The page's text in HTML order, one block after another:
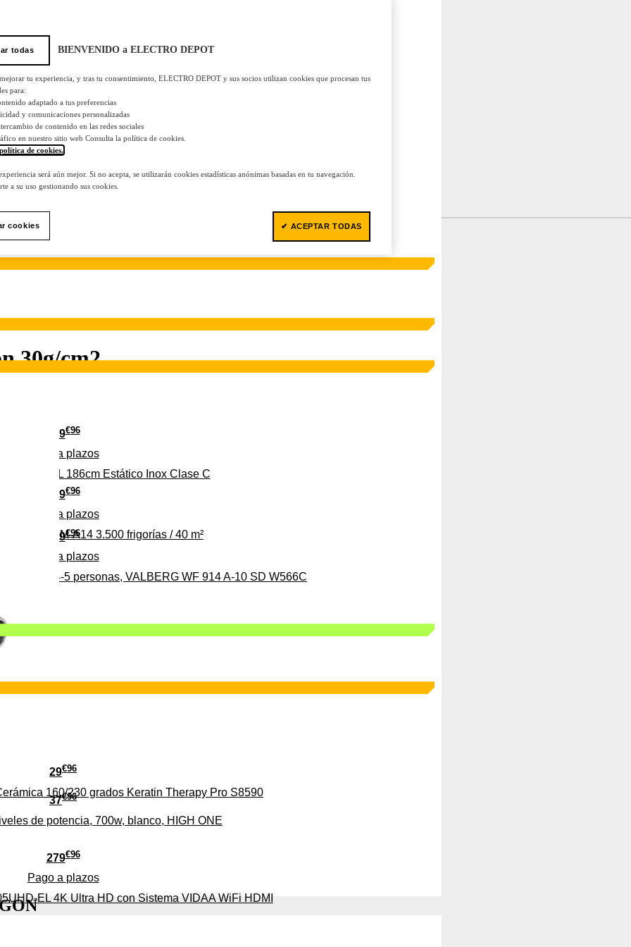
279€96
Pago a plazos
para 4-5 personas, VALBERG WF 914 A-10 SD W566C
349€96
Pago a plazos
315 C 315L 186cm Estático Inox Clase C
37€96
de potencia, 700w, blanco, HIGH ONE
369€96
Pago a plazos
CLIM-A14 3.500 frigorías / 40 m²
29€96
160/230 grados Keratin Therapy Pro S8590
279€96
Pago a plazos
EL 4K Ultra HD con Sistema VIDAA WiFi HDMI
30g/cm2
todas BIENVENIDO a ELECTRO DEPOT
tu experiencia, y tras tu consentimiento, ELECTRO DEPOT y sus socios utilizan cookies que procesan tus
para:
adaptado a tus preferencias
y comunicaciones personalizadas
de contenido en las redes sociales
en nuestro sitio web Consulta la política de cookies.
de cookies.
será aún mejor. Si no acepta, se utilizarán cookies estadísticas anónimas basadas en tu navegación.
a su uso gestionando sus cookies.
cookies ✔ ACEPTAR TODAS